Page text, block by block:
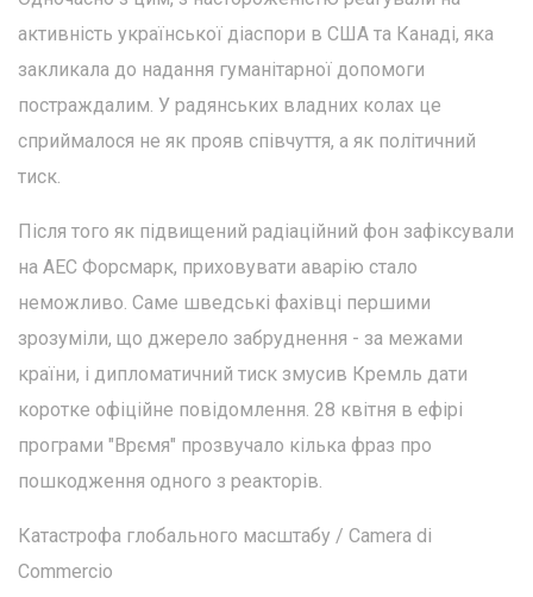
активність української діаспори в США та Канаді, яка
закликала до надання гуманітарної допомоги
постраждалим. У радянських владних колах це
сприймалося не як прояв співчуття, а як політичний
тиск.
Після того як підвищений радіаційний фон зафіксували
на АЕС Форсмарк, приховувати аварію стало
неможливо. Саме шведські фахівці першими
зрозуміли, що джерело забруднення - за межами
країни, і дипломатичний тиск змусив Кремль дати
коротке офіційне повідомлення. 28 квітня в ефірі
програми "Врємя" прозвучало кілька фраз про
пошкодження одного з реакторів.
Катастрофа глобального масштабу / Camera di
Commercio